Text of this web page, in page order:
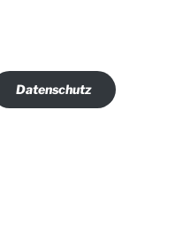
Datenschutz